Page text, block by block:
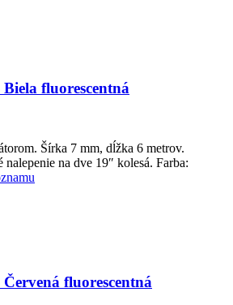
fluorescentná
Šírka 7 mm, dĺžka 6 metrov.
nalepenie na dve 19″ kolesá. Farba:
fluorescentná